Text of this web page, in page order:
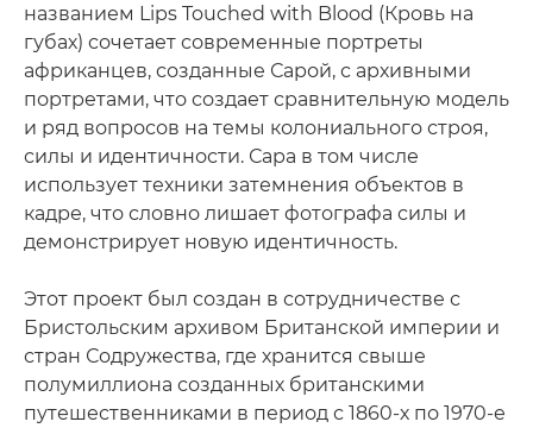
названием Lips Touched with Blood (Кровь на
губах) сочетает современные портреты
африканцев, созданные Сарой, с архивными
портретами, что создает сравнительную модель
и ряд вопросов на темы колониального строя,
силы и идентичности. Сара в том числе
использует техники затемнения объектов в
кадре, что словно лишает фотографа силы и
демонстрирует новую идентичность.
Этот проект был создан в сотрудничестве с
Бристольским архивом Британской империи и
стран Содружества, где хранится свыше
полумиллиона созданных британскими
путешественниками в период с 1860-х по 1970-е